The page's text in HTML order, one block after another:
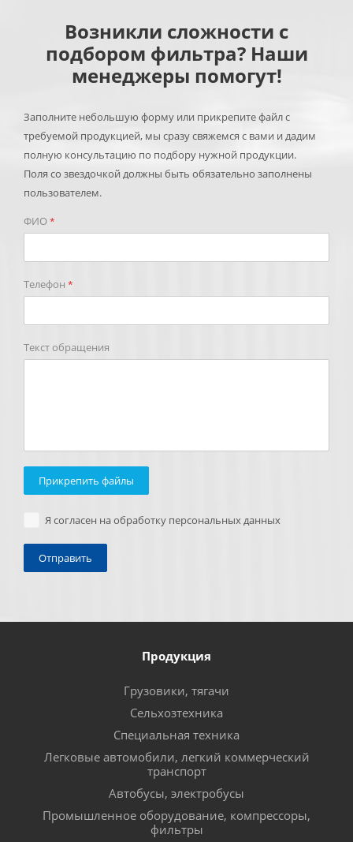
Возникли сложности с
подбором фильтра? Наши
менеджеры помогут!
Заполните небольшую форму или прикрепите файл с
требуемой продукцией, мы сразу свяжемся с вами и дадим
полную консультацию по подбору нужной продукции.
Поля со звездочкой должны быть обязательно заполнены
пользователем.
ФИО*
Телефон *
Текст обращения
Прикрепить файлы
Я согласен на обработку персональных данных
Продукция
Грузовики, тягачи
Сельхозтехника
Специальная техника
Легковые автомобили, легкий коммерческий
транспорт
Автобусы, электробусы
Промышленное оборудование, компрессоры,
фильтры